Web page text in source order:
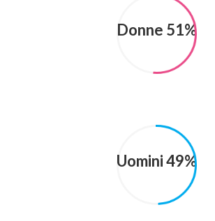
Donne 51%
Uomini 49%